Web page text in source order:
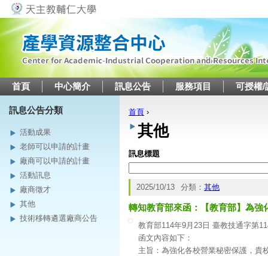
首頁 中心簡介 訊息公告 服務項目 可授權/
訊息公告分類
活動成果
老師可以申請的計畫
廠商可以申請的計畫
活動訊息
廠商徵才
其他
技術移轉遴選廠商公告
您在這裡
首頁 ›
其他
訊息標題
2025/10/13 分類： 其他
轉知教育部來函：【教育部】為
教育部114年9月23日 臺教技通字第
函文內容如下：
主旨：為強化各校營業秘密保護，貴